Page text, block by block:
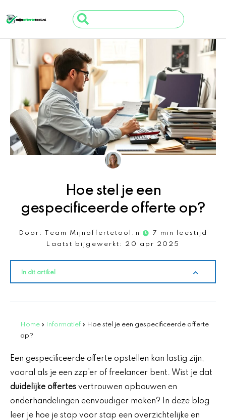
naar
de
inhoud
Search
...
Hoe stel je een
gespecificeerde offerte op?
Door: Team Mijnoffertetool.nl
7 min leestijd
Laatst bijgewerkt:
20 apr 2025
In dit artikel
Home » Informatief » Hoe stel je een gespecificeerde offerte
op?
Een gespecificeerde offerte opstellen kan lastig zijn,
vooral als je een zzp’er of freelancer bent. Wist je dat
duidelijke offertes vertrouwen opbouwen en
onderhandelingen eenvoudiger maken? In deze blog
leer je hoe je stap voor stap een overzichtelijke en